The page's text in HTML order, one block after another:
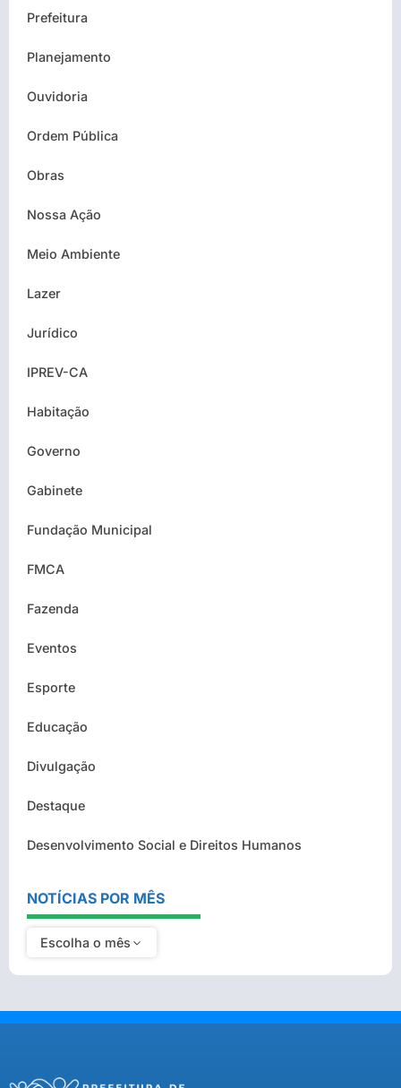
Prefeitura
Planejamento
Ouvidoria
Ordem Pública
Obras
Nossa Ação
Meio Ambiente
Lazer
Jurídico
IPREV-CA
Habitação
Governo
Gabinete
Fundação Municipal
FMCA
Fazenda
Eventos
Esporte
Educação
Divulgação
Destaque
Desenvolvimento Social e Direitos Humanos
NOTÍCIAS POR MÊS
Escolha o mês